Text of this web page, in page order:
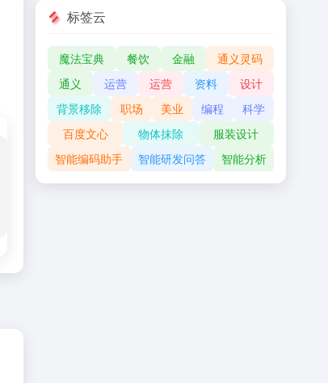
标签云
魔法宝典 餐饮 金融
通义灵码
通义
运营 运营 资料
设计
背景移除
职场 美业 编程
科学
百度文心
物体抹除
服装设计
智能编码助手
智能研发问答 智能分析